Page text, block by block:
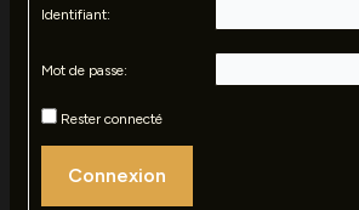
Identifiant:
Mot de passe:
Rester connecté
Connexion